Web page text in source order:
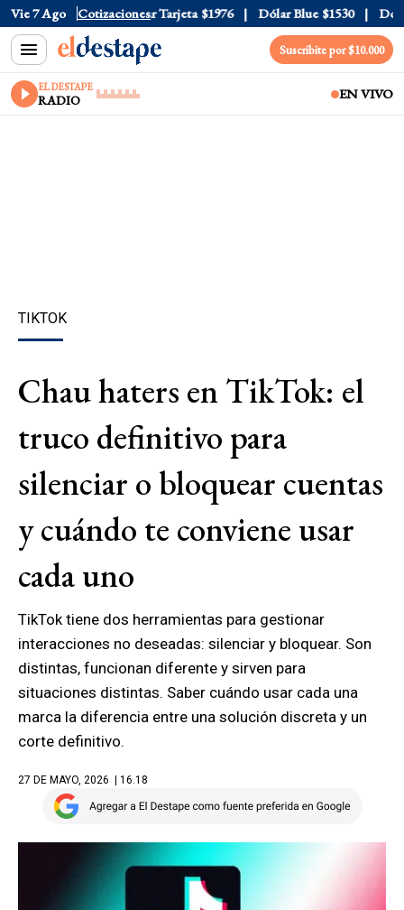
Vie 7 Ago Cotizaciones
Oficial $1520 Dólar Tarjeta $1976 Dólar Blue $1530 Dólar
Suscribite por $10.000
EL DESTAPE
RADIO EN VIVO
TIKTOK
Chau haters en TikTok: el
truco definitivo para
silenciar o bloquear cuentas
y cuándo te conviene usar
cada uno
TikTok tiene dos herramientas para gestionar
interacciones no deseadas: silenciar y bloquear. Son
distintas, funcionan diferente y sirven para
situaciones distintas. Saber cuándo usar cada una
marca la diferencia entre una solución discreta y un
corte definitivo.
27 DE MAYO, 2026 | 16.18